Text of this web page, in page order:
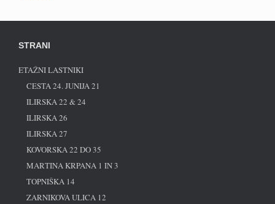
STRANI
ETAŽNI LASTNIKI
CESTA 24. JUNIJA 21
ILIRSKA 22 & 24
ILIRSKA 26
ILIRSKA 27
KOVORSKA 22 DO 35
MARTINA KRPANA 1 IN 3
TOPNIŠKA 14
ZARNIKOVA ULICA 12